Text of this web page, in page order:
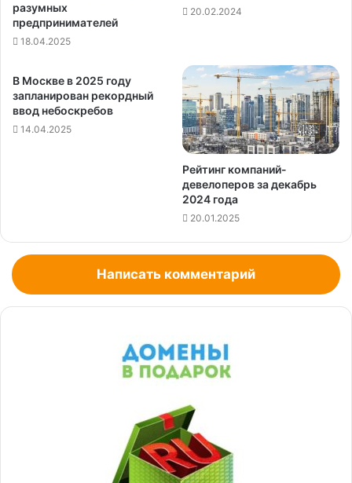
разумных
предпринимателей
18.04.2025
20.02.2024
В Москве в 2025 году
запланирован рекордный
ввод небоскребов
14.04.2025
Рейтинг компаний-
девелоперов за декабрь
2024 года
20.01.2025
Написать комментарий